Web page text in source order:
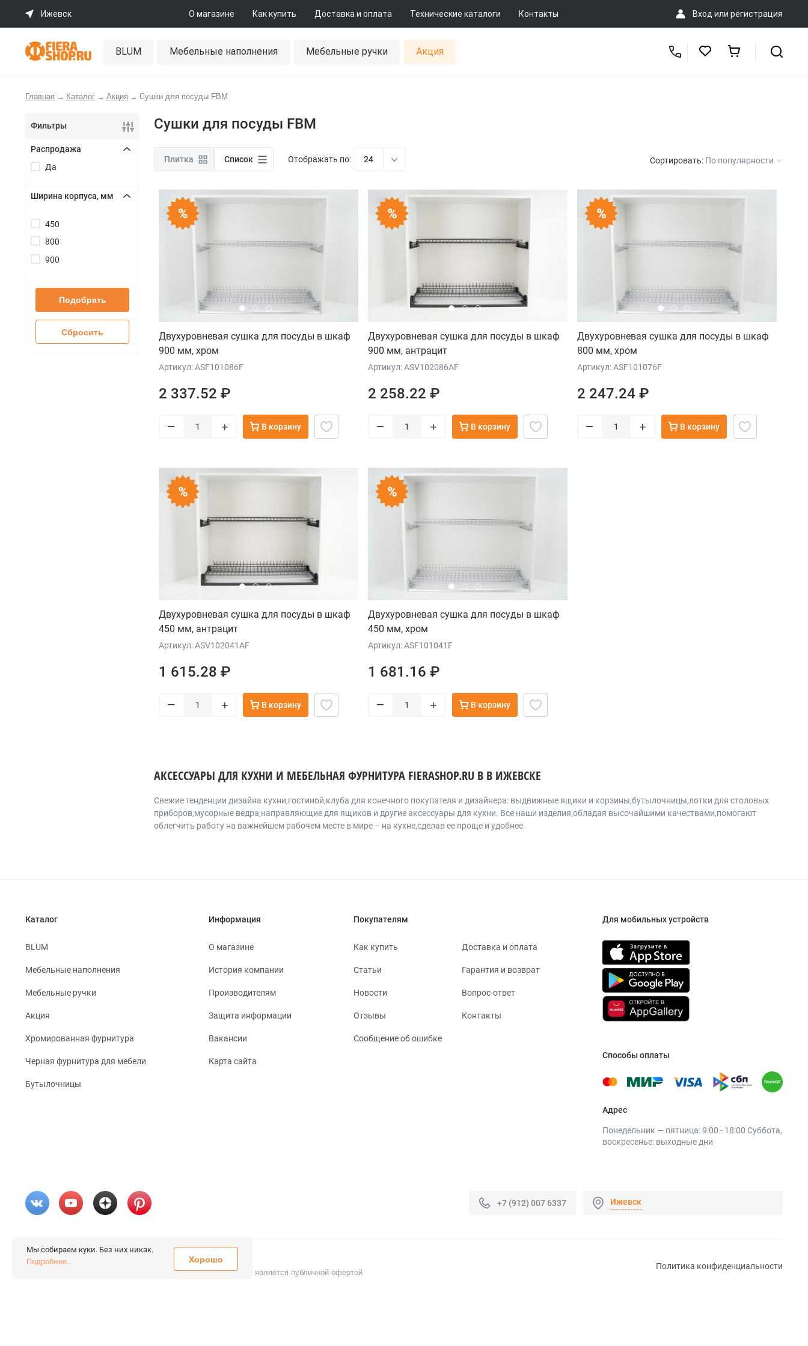
Ижевск О магазине Как купить Доставка и оплата Технические каталоги Контакты Вход или регистрация
BLUM Мебельные наполнения Мебельные ручки Акция
Главная → Каталог → Акция → Сушки для посуды FBM
Фильтры
Распродажа
Да
Ширина корпуса, мм
450
800
900
Подобрать
Сбросить
Сушки для посуды FBM
Плитка Список Отображать по: 24 Сортировать: По популярности
Двухуровневая сушка для посуды в шкаф
900 мм, хром
Артикул: ASF101086F
2 337.52 ₽
– + В корзину
Двухуровневая сушка для посуды в шкаф
900 мм, антрацит
Артикул: ASV102086AF
2 258.22 ₽
– + В корзину
Двухуровневая сушка для посуды в шкаф
800 мм, хром
Артикул: ASF101076F
2 247.24 ₽
– + В корзину
Двухуровневая сушка для посуды в шкаф
450 мм, антрацит
Артикул: ASV102041AF
1 615.28 ₽
– + В корзину
Двухуровневая сушка для посуды в шкаф
450 мм, хром
Артикул: ASF101041F
1 681.16 ₽
– + В корзину
АКСЕССУАРЫ ДЛЯ КУХНИ И МЕБЕЛЬНАЯ ФУРНИТУРА FIERASHOP.RU В В ИЖЕВСКЕ
Cвежие тенденции дизайна кухни,гостиной,клуба для конечного покупателя и дизайнера: выдвижные ящики и корзины,бутылочницы,лотки для столовых
приборов,мусорные ведра,направляющие для ящиков и другие аксессуары для кухни. Все наши изделия,обладая высочайшими качествами,помогают
облегчить работу на важнейшем рабочем месте в мире – на кухне,сделав ее проще и удобнее.
Каталог
BLUM
Мебельные наполнения
Мебельные ручки
Акция
Хромированная фурнитура
Черная фурнитура для мебели
Бутылочницы
Информация
О магазине
История компании
Производителям
Защита информации
Вакансии
Карта сайта
Покупателям
Как купить Доставка и оплата
Статьи Гарантия и возврат
Новости Вопрос-ответ
Отзывы Контакты
Сообщение об ошибке
Для мобильных устройств
Способы оплаты
Адрес
Понедельник — пятница: 9:00 - 18:00 Суббота,
воскресенье: выходные дни
+7 (912) 007 6337 Ижевск
© 2026 «FieraShop.ru»
Все права защищены. Не является публичной офертой
Политика конфиденциальности
Мы собираем куки. Без них никак.
Подробнее...
Хорошо